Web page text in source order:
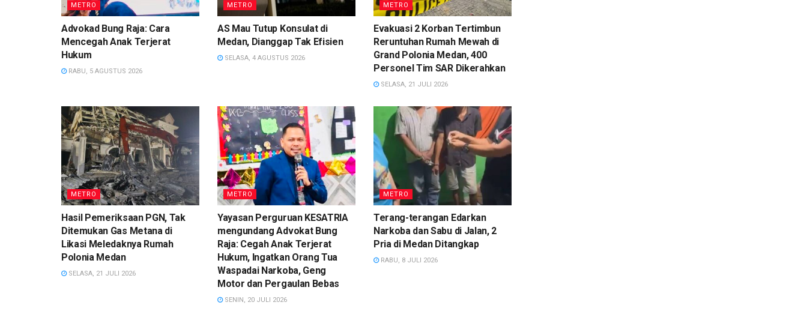
METRO
Advokad Bung Raja: Cara
Mencegah Anak Terjerat
Hukum
RABU, 5 AGUSTUS 2026
METRO
AS Mau Tutup Konsulat di
Medan, Dianggap Tak Efisien
SELASA, 4 AGUSTUS 2026
METRO
Evakuasi 2 Korban Tertimbun
Reruntuhan Rumah Mewah di
Grand Polonia Medan, 400
Personel Tim SAR Dikerahkan
SELASA, 21 JULI 2026
METRO
Hasil Pemeriksaan PGN, Tak
Ditemukan Gas Metana di
Likasi Meledaknya Rumah
Polonia Medan
SELASA, 21 JULI 2026
METRO
Yayasan Perguruan KESATRIA
mengundang Advokat Bung
Raja: Cegah Anak Terjerat
Hukum, Ingatkan Orang Tua
Waspadai Narkoba, Geng
Motor dan Pergaulan Bebas
SENIN, 20 JULI 2026
METRO
Terang-terangan Edarkan
Narkoba dan Sabu di Jalan, 2
Pria di Medan Ditangkap
RABU, 8 JULI 2026